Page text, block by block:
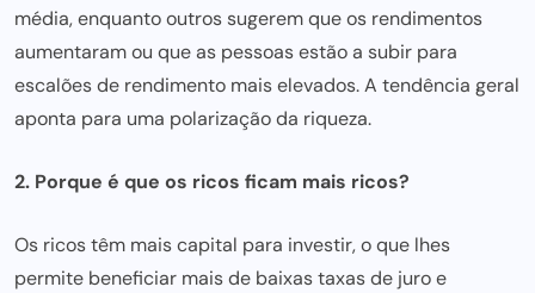
média, enquanto outros sugerem que os rendimentos
aumentaram ou que as pessoas estão a subir para
escalões de rendimento mais elevados. A tendência geral
aponta para uma polarização da riqueza.
2. Porque é que os ricos ficam mais ricos?
Os ricos têm mais capital para investir, o que lhes
permite beneficiar mais de baixas taxas de juro e